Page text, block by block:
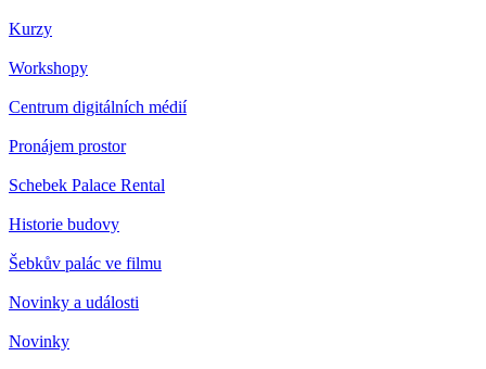
Kurzy
Workshopy
Centrum digitálních médií
Pronájem prostor
Schebek Palace Rental
Historie budovy
Šebkův palác ve filmu
Novinky a události
Novinky